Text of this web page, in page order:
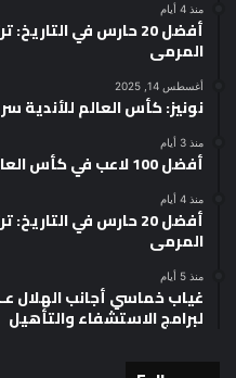
منذ 4 أيام
أفضل 20 حارس في
المرمى
أغسطس 14, 2025
نونيز: كأس العالم للأندية سر
منذ 3 أيام
أفضل 100 لاعب في كأس العالم 2026
منذ 4 أيام
أفضل 20 حارس في
المرمى
منذ 5 أيام
غياب خماسي أجانب الهلال
لبرامج الاستشفاء والتأهيل